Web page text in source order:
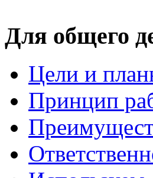
Для общего
Цели и
Принцип